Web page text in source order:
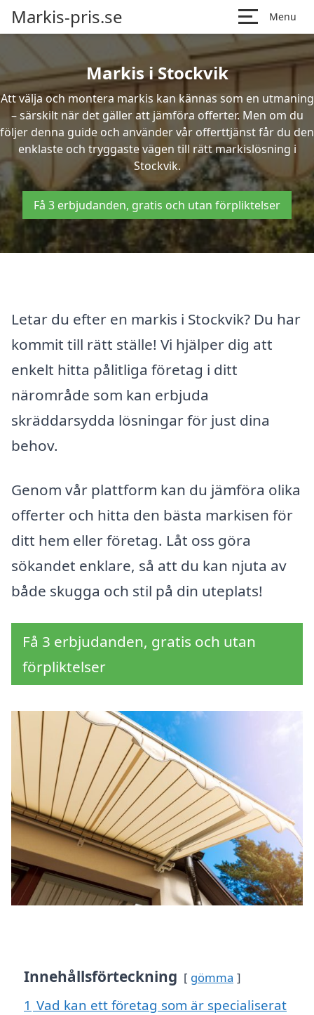
Markis-pris.se Menu
Markis i Stockvik
Att välja och montera markis kan kännas som en utmaning
– särskilt när det gäller att jämföra offerter. Men om du
följer denna guide och använder vår offerttjänst får du den
enklaste och tryggaste vägen till rätt markislösning i
Stockvik.
Få 3 erbjudanden, gratis och utan förpliktelser
Letar du efter en markis i Stockvik? Du har
kommit till rätt ställe! Vi hjälper dig att
enkelt hitta pålitliga företag i ditt
närområde som kan erbjuda
skräddarsydda lösningar för just dina
behov.
Genom vår plattform kan du jämföra olika
offerter och hitta den bästa markisen för
ditt hem eller företag. Låt oss göra
sökandet enklare, så att du kan njuta av
både skugga och stil på din uteplats!
Få 3 erbjudanden, gratis och utan
förpliktelser
Innehållsförteckning gömma
1 Vad kan ett företag som är specialiserat